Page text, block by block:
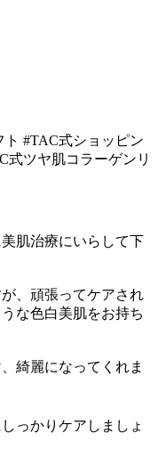
#TAC式ショッピン
式ツヤ肌コラーゲンリ
肌治療にいらして下
、頑張ってケアされ
な色白美肌をお持ち
綺麗になってくれま
っかりケアしましょ